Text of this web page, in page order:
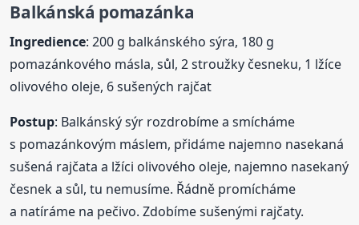
Balkánská pomazánka
Ingredience: 200 g balkánského sýra, 180 g
pomazánkového másla, sůl, 2 stroužky česneku, 1 lžíce
olivového oleje, 6 sušených rajčat
Postup: Balkánský sýr rozdrobíme a smícháme
s pomazánkovým máslem, přidáme najemno nasekaná
sušená rajčata a lžíci olivového oleje, najemno nasekaný
česnek a sůl, tu nemusíme. Řádně promícháme
a natíráme na pečivo. Zdobíme sušenými rajčaty.